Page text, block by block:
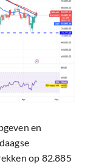
en
op 82.885